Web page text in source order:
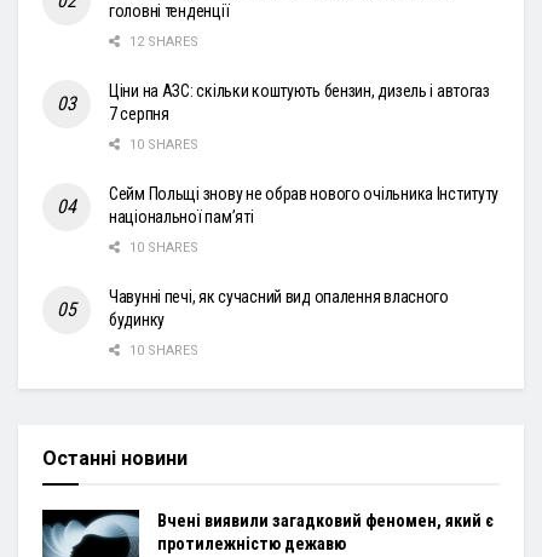
головні тенденції
12 SHARES
Ціни на АЗС: скільки коштують бензин, дизель і автогаз
7 серпня
10 SHARES
Сейм Польщі знову не обрав нового очільника Інституту
національної пам’яті
10 SHARES
Чавунні печі, як сучасний вид опалення власного
будинку
10 SHARES
Останні новини
Вчені виявили загадковий феномен, який є
протилежністю дежавю